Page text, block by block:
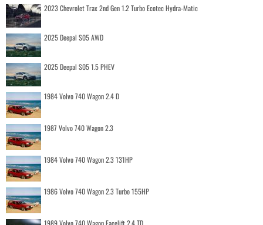
2023 Chevrolet Trax 2nd Gen 1.2 Turbo Ecotec Hydra-Matic
2025 Deepal S05 AWD
2025 Deepal S05 1.5 PHEV
1984 Volvo 740 Wagon 2.4 D
1987 Volvo 740 Wagon 2.3
1984 Volvo 740 Wagon 2.3 131HP
1986 Volvo 740 Wagon 2.3 Turbo 155HP
1989 Volvo 740 Wagon Facelift 2.4 TD